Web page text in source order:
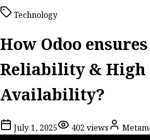
Technology
How Odoo ensures
Reliability & High
Availability?
July 1, 2025 402 views